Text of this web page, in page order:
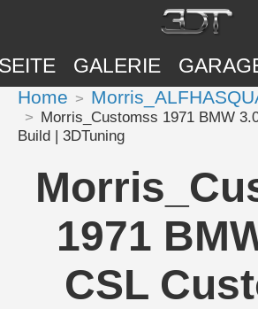
GALERIE
Home
Morris_Customss 1971 BMW
Build | 3DTuning
1971
CSL